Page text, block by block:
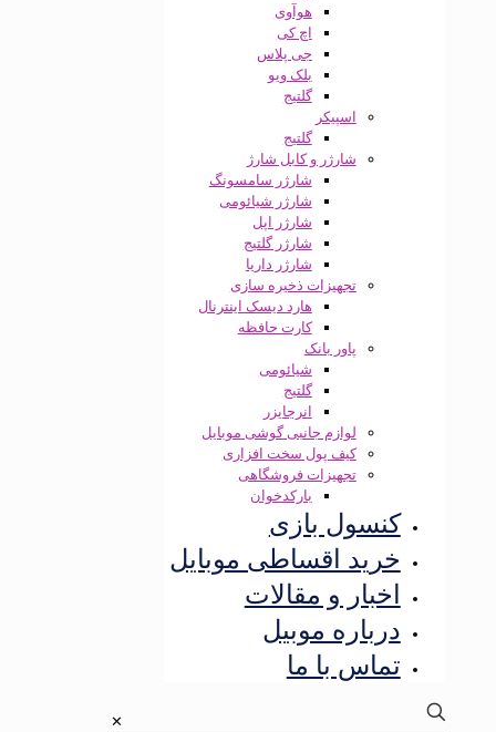
هوآوی
اچ کی
جی پلاس
بلک ویو
گلتیج
اسپیکر
گلتیج
شارژر و کابل شارژ
شارژر سامسونگ
شارژر شیائومی
شارژر اپل
شارژر گلتیج
شارژر داریا
تجهیزات ذخیره سازی
هارد دیسک اینترنال
کارت حافظه
پاور بانک
شیائومی
گلتیج
انرجایزر
لوازم جانبی گوشی موبایل
کیف پول سخت افزاری
تجهیزات فروشگاهی
بارکدخوان
کنسول بازی
خرید اقساطی موبایل
اخبار و مقالات
درباره موبیل
تماس با ما
✕